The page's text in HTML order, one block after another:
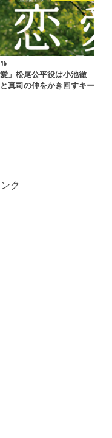
愛」松尾公平役は小池徹
真司の仲をかき回すキー
ク